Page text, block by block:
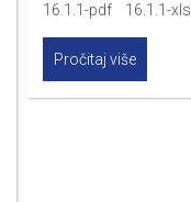
16.1.1-pdf 16.1.1-xls
Pročitaj više